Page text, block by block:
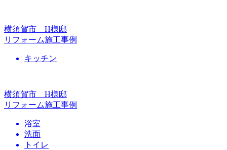
横須賀市 H様邸
リフォーム施工事例
キッチン
横須賀市 H様邸
リフォーム施工事例
浴室
洗面
トイレ